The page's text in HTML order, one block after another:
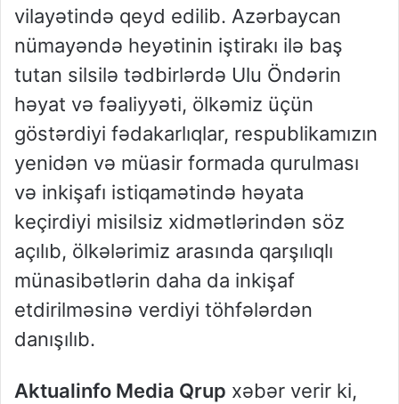
vilayətində qeyd edilib. Azərbaycan
nümayəndə heyətinin iştirakı ilə baş
tutan silsilə tədbirlərdə Ulu Öndərin
həyat və fəaliyyəti, ölkəmiz üçün
göstərdiyi fədakarlıqlar, respublikamızın
yenidən və müasir formada qurulması
və inkişafı istiqamətində həyata
keçirdiyi misilsiz xidmətlərindən söz
açılıb, ölkələrimiz arasında qarşılıqlı
münasibətlərin daha da inkişaf
etdirilməsinə verdiyi töhfələrdən
danışılıb.
Aktualinfo Media Qrup xəbər verir ki,